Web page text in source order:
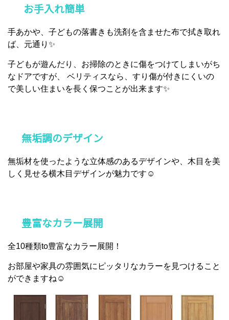
お手入れ簡単
手あかや、子どもの落書きも洗剤を含ませた布で拭き取れ
ば、元通り✨
子どもが遊んだり、お掃除のときに傷をつけてしまいがち
なドアですが、 ベリティスなら、すり傷が付きにくいの
で美しい住まいを長く保つことが出来ます✨
無垢調のデザイン
無垢材を使ったような立体感のあるデザインや、木目を美
しく見せる横木目デザインが魅力です☺
豊富なカラー展開
全10種類to豊富なカラー展開！
お部屋や家具の雰囲気にピッタリなカラーを見つけること
ができますね☺